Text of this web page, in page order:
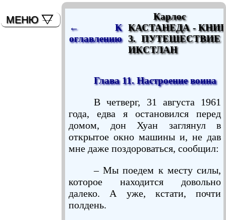
← К
оглавлению
Карлос
КАСТАНЕДА -
3. ПУТЕШЕСТВИЕ
ИКСТЛАН
Глава 11. Настроение воина
В четверг, 31 августа 1961
года, едва я остановился перед
домом, дон Хуан заглянул в
открытое окно машины и, не дав
мне даже поздороваться, сообщил:
– Мы поедем к месту силы,
которое находится довольно
далеко. А уже, кстати, почти
полдень.
МЕНЮ